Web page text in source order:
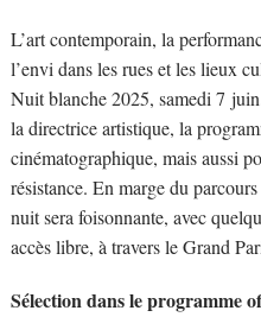
L’art contemporain, la
l’envi dans les rues et les lieux
Nuit blanche 2025, samedi 7
la directrice artistique, la
cinématographique, mais aussi
résistance. En marge du
nuit sera foisonnante, avec
accès libre, à travers le Grand
Sélection dans le programme